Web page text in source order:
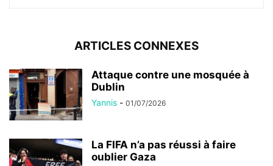
ARTICLES CONNEXES
Attaque contre une mosquée à
Dublin
Yannis - 01/07/2026
La FIFA n’a pas réussi à faire
oublier Gaza